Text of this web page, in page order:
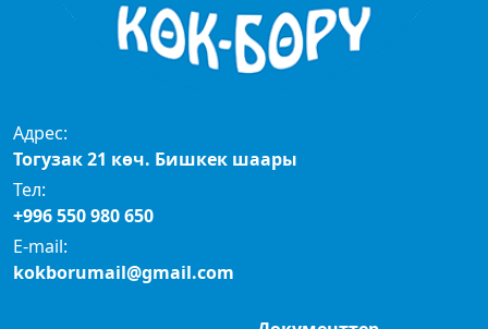
Адрес:
Тогузак 21 көч. Бишкек шаары
Тел:
+996 550 980 650
E-mail:
kokborumail@gmail.com